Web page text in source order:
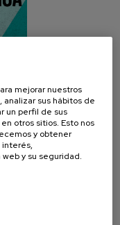
mejorar nuestros
sus hábitos de
un perfil de sus
otros sitios. Esto nos
y obtener
interés,
y su seguridad.